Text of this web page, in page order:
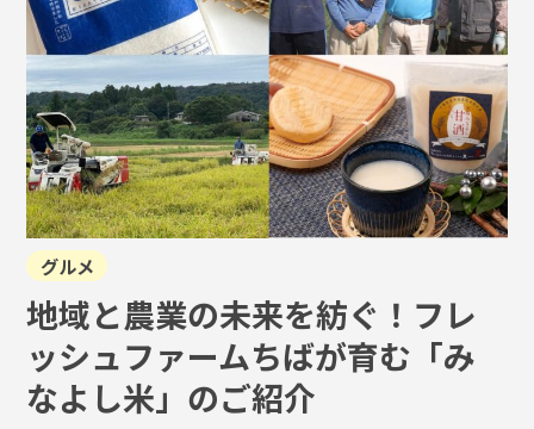
グルメ
地域と農業の未来を紡ぐ！フレ
ッシュファームちばが育む「み
なよし米」のご紹介